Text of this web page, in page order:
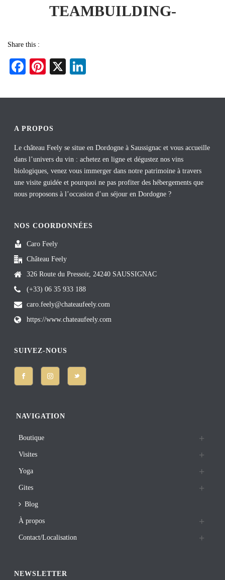
TEAMBUILDING-
Share this :
Fa
bo
Pi
er
t
X
ed
A PROPOS
Le château Feely se situe en Dordogne à Saussignac et vous accueille
dans l’univers du vin : achetez en ligne et dégustez nos vins
biologiques, venez vous immerger dans notre patrimoine à travers
une visite guidée et pourquoi ne pas profiter des hébergements que
nous proposons à l’occasion d’un séjour en Dordogne ?
NOS COORDONNÉES
Caro Feely
Château Feely
326 Route du Pressoir, 24240 SAUSSIGNAC
(+33) 06 35 933 188
caro.feely@chateaufeely.com
https://www.chateaufeely.com
SUIVEZ-NOUS
NAVIGATION
Boutique
Visites
Yoga
Gites
Blog
À propos
Contact/Localisation
NEWSLETTER